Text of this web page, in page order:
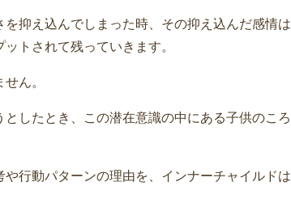
抑え込んでしまった時、その抑え込んだ感情は
トされて残っていきます。
ん。
したとき、この潜在意識の中にある子供のころ
行動パターンの理由を、インナーチャイルドは